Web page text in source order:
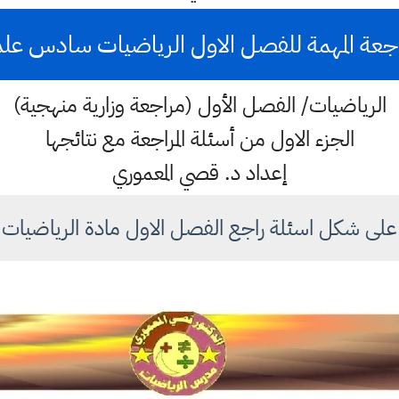
المهمة للفصل الاول الرياضيات سادس
الرياضيات/ الفصل الأول (مراجعة وزارية منهجية)
الجزء الاول من أسئلة المراجعة مع نتائجها
إعداد د. قصي المعموري
على شكل اسئلة راجع الفصل الاول مادة الرياضيات